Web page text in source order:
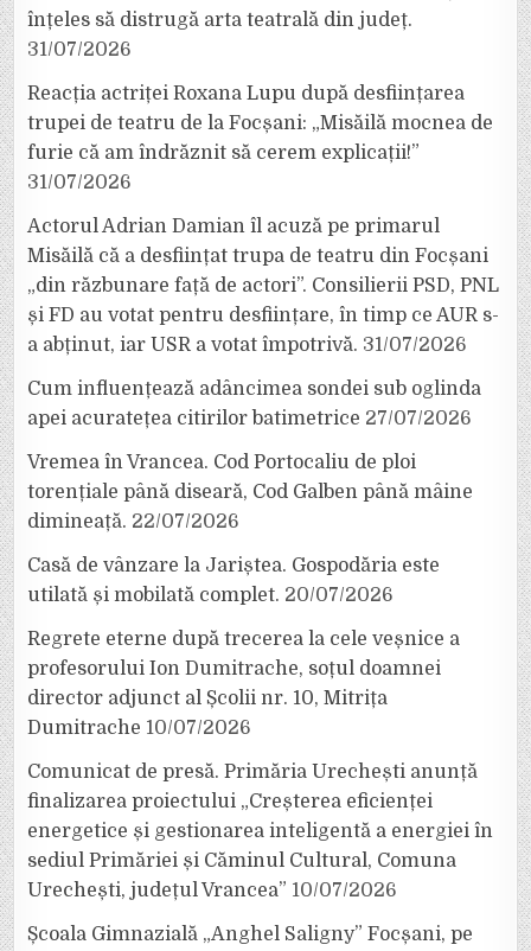
înțeles să distrugă arta teatrală din județ.
31/07/2026
Reacția actriței Roxana Lupu după desființarea
trupei de teatru de la Focșani: „Misăilă mocnea de
furie că am îndrăznit să cerem explicații!”
31/07/2026
Actorul Adrian Damian îl acuză pe primarul
Misăilă că a desființat trupa de teatru din Focșani
„din răzbunare față de actori”. Consilierii PSD, PNL
și FD au votat pentru desființare, în timp ce AUR s-
a abținut, iar USR a votat împotrivă. 31/07/2026
Cum influențează adâncimea sondei sub oglinda
apei acuratețea citirilor batimetrice 27/07/2026
Vremea în Vrancea. Cod Portocaliu de ploi
torențiale până diseară, Cod Galben până mâine
dimineață. 22/07/2026
Casă de vânzare la Jariștea. Gospodăria este
utilată și mobilată complet. 20/07/2026
Regrete eterne după trecerea la cele veșnice a
profesorului Ion Dumitrache, soțul doamnei
director adjunct al Școlii nr. 10, Mitrița
Dumitrache 10/07/2026
Comunicat de presă. Primăria Urechești anunță
finalizarea proiectului „Creșterea eficienței
energetice și gestionarea inteligentă a energiei în
sediul Primăriei și Căminul Cultural, Comuna
Urechești, județul Vrancea” 10/07/2026
Școala Gimnazială „Anghel Saligny” Focșani, pe